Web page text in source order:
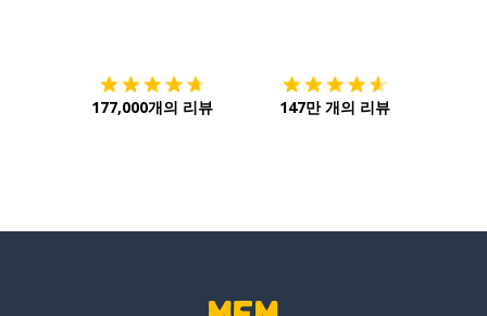
177,000개의 리뷰 147만 개의 리뷰